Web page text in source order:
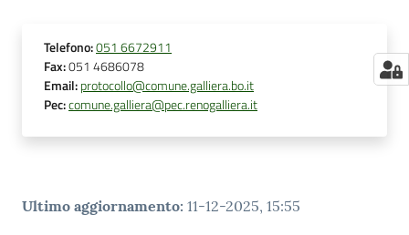
Telefono:051 6672911
Fax:051 4686078
Email:protocollo@comune.galliera.bo.it
Pec:comune.galliera@pec.renogalliera.it
Ultimo aggiornamento: 11-12-2025, 15:55